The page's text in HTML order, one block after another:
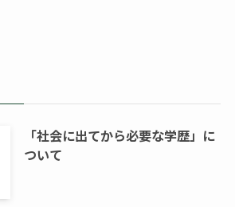
「社会に出てから必要な学歴」に
ついて